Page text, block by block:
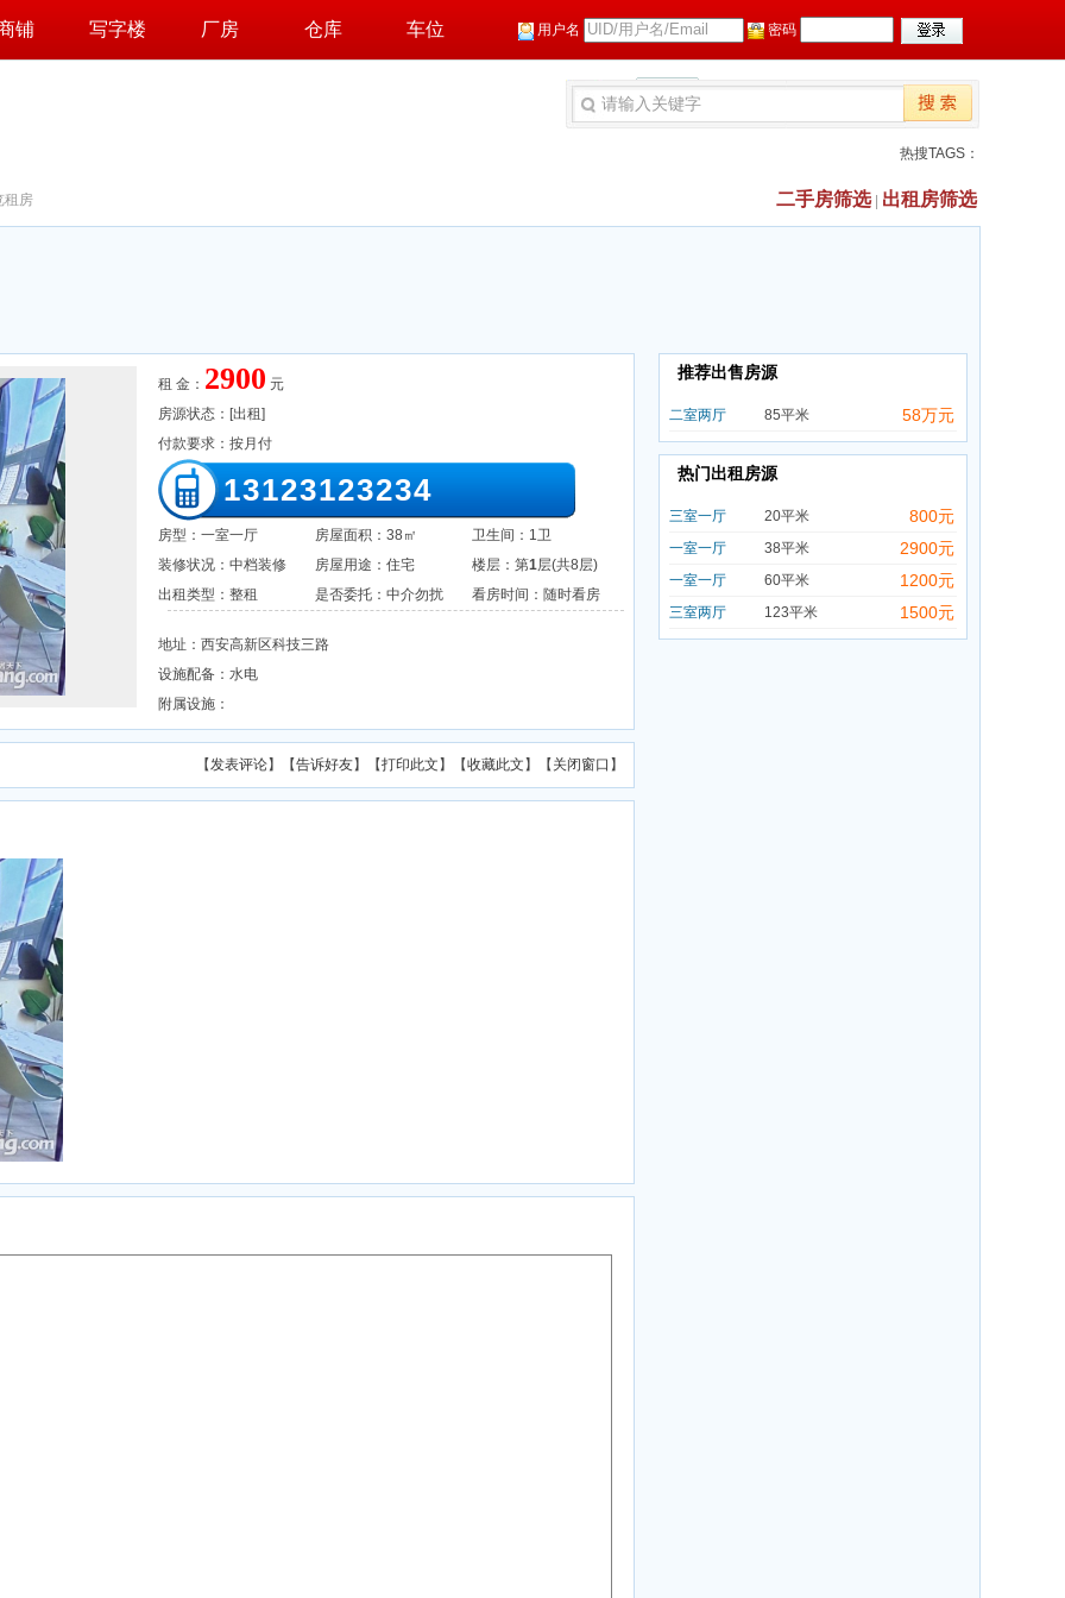
铺 写字楼 厂房 仓库 车位 用户名 密码
找回密码
热搜TAGS：
二手房筛选| 出租房筛选
租房
租 金： 2900 元
房源状态：[出租]
付款要求：按月付
13123123234
房型：一室一厅 房屋面积： 38㎡
卫生间：1卫
装修状况：中档装修
房屋用途：住宅 楼层：第1层(共8层)
出租类型：整租
是否委托：中介勿扰 看房时间：随时看房
地址：西安高新区科技三路
设施配备：水电
附属设施：
【发表评论】【告诉好友】【打印此文 】【收藏此文 】【 关闭窗口 】
推荐出售房源
二室两厅 85平米 58万元
热门出租房源
三室一厅 20平米 800元
一室一厅 38平米 2900元
一室一厅 60平米 1200元
三室两厅 123平米 1500元